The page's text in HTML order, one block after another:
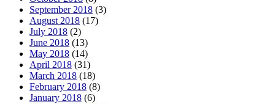
September 2018 (3)
August 2018 (17)
July 2018 (2)
June 2018 (13)
May 2018 (14)
April 2018 (31)
March 2018 (18)
February 2018 (8)
January 2018 (6)